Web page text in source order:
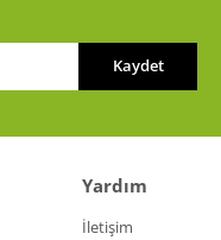
Kaydet
Yardım
İletişim